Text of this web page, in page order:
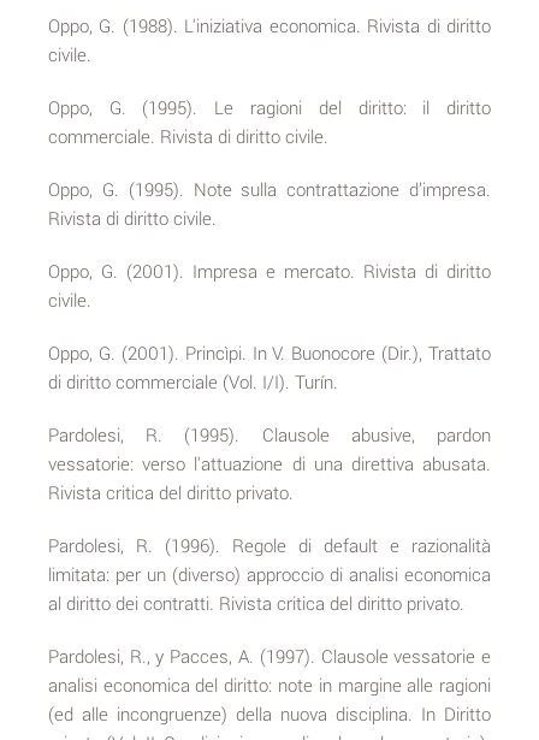
Oppo, G. (1988). L'iniziativa economica. Rivista di diritto
civile.
Oppo, G. (1995). Le ragioni del diritto: il diritto
commerciale. Rivista di diritto civile.
Oppo, G. (1995). Note sulla contrattazione d’impresa.
Rivista di diritto civile.
Oppo, G. (2001). Impresa e mercato. Rivista di diritto
civile.
Oppo, G. (2001). Princìpi. In V. Buonocore (Dir.), Trattato
di diritto commerciale (Vol. I/I). Turín.
Pardolesi, R. (1995). Clausole abusive, pardon
vessatorie: verso l'attuazione di una direttiva abusata.
Rivista critica del diritto privato.
Pardolesi, R. (1996). Regole di default e razionalità
limitata: per un (diverso) approccio di analisi economica
al diritto dei contratti. Rivista critica del diritto privato.
Pardolesi, R., y Pacces, A. (1997). Clausole vessatorie e
analisi economica del diritto: note in margine alle ragioni
(ed alle incongruenze) della nuova disciplina. In Diritto